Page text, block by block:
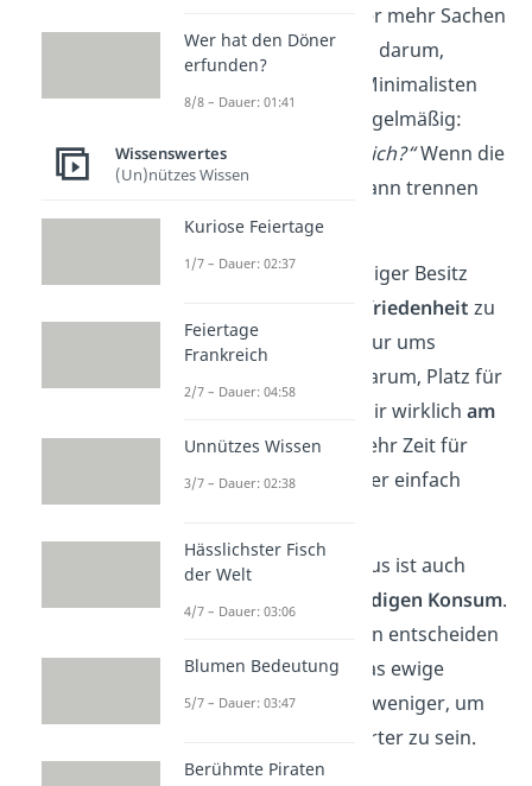
ist. Statt immer mehr Sachen
anzusammeln, geht es darum,
Ballast loszuwerden. Minimalisten
fragen sich deshalb regelmäßig:
„Brauche ich das wirklich?“Wenn die
Antwort nein lautet, dann trennen
sie sich davon.
Das Ziel ist es, mit weniger Besitz
Klarheit und Zufriedenheit zu
finden. Es geht nicht nur ums
Ausmisten, sondern darum, Platz für
das zu schaffen, was dir wirklicham
Herzen liegt. Sei es mehr Zeit für
dich, deine Hobbys oder einfach
Übrigens: Minimalismus ist auch
eine
auf ständigen Konsum.
Immer mehr Menschen entscheiden
sich bewusst gegen das ewige
„Mehr“ und leben mit weniger, um
freier und unbeschwerter zu sein.
Wer hat den Döner
erfunden?
8/8 – Dauer: 01:41
Wissenswertes
(Un)nützes Wissen
Kuriose Feiertage
1/7 – Dauer: 02:37
Feiertage
Frankreich
2/7 – Dauer: 04:58
Unnützes Wissen
3/7 – Dauer: 02:38
Hässlichster Fisch
der Welt
4/7 – Dauer: 03:06
Blumen Bedeutung
5/7 – Dauer: 03:47
Berühmte Piraten